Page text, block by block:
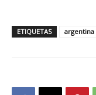
ETIQUETAS argentina